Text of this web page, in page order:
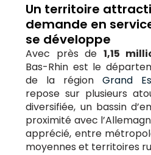
Un territoire
demande en
se développe
Avec près de 1,15
Bas-Rhin est le
de la région Grand
repose sur plusieurs
diversifiée, un bassin
proximité avec
apprécié, entre
moyennes et territoires